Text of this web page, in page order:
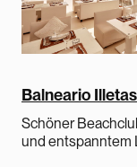
Balneario Illetas
Schöner
und entspanntem